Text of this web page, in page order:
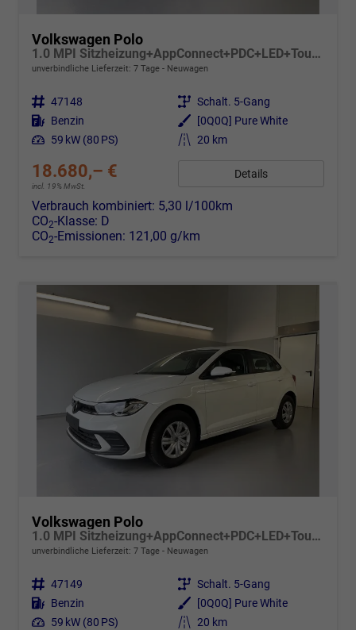
Volkswagen Polo
1.0 MPI Sitzheizung+AppConnect+PDC+LED+Touch+Lichtsensor+MultiLenkrad
unverbindliche Lieferzeit: 7 Tage Neuwagen
Fahrzeugnr. 47148 Getriebe Schalt. 5-Gang
Kraftstoff Benzin Außenfarbe
[0Q0Q] Pure White
Leistung 59 kW (80 PS) Kilometerstand 20 km
18.680,– €
incl. 19% MwSt.
Details
Verbrauch kombiniert: 5,30 l/100km
CO2-Klasse: D
CO2-Emissionen: 121,00 g/km
Volkswagen Polo
1.0 MPI Sitzheizung+AppConnect+PDC+LED+Touch+Lichtsensor+MultiLenkrad
unverbindliche Lieferzeit: 7 Tage Neuwagen
Fahrzeugnr. 47149 Getriebe Schalt. 5-Gang
Kraftstoff Benzin Außenfarbe [0Q0Q] Pure White
Leistung 59 kW (80 PS) Kilometerstand 20 km